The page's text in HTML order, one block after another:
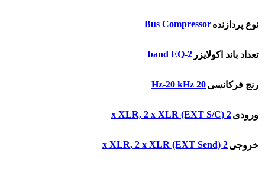
نوع پردازندهBus Compressor
تعداد باند اکولایزر 2-band EQ
رنج فرکانسی20 Hz-20 kHz
ورودی2 x XLR, 2 x XLR (EXT S/C)
خروجی2 x XLR, 2 x XLR (EXT Send)